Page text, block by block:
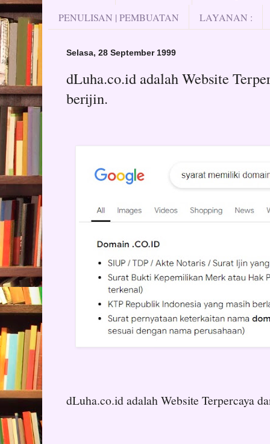
PENULISAN | PEMBUATAN
LAYANAN :
Selasa, 28 September 1999
dLuha.co.id adalah Website
berijin.
dLuha.co.id adalah Website Terpercaya